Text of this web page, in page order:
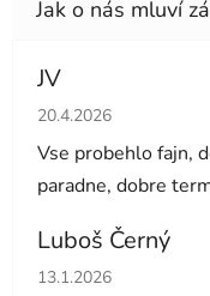
JV
Hodnocení obchodu
20.4.2026
Vse probehlo fajn,
paradne, dobre
Luboš Černý
Hodnocení obchodu
13.1.2026